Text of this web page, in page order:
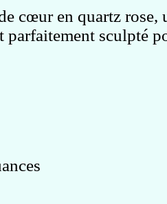
cœur en quartz
sculpté